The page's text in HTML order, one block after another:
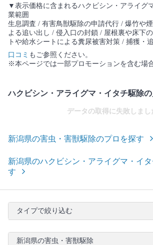
▼表示価格に含まれるハクビシン・アライグ
業範囲
生息調査 / 有害鳥獣駆除の申請代行 / 爆竹や
よる追い出し / 侵入口の封鎖 / 屋根裏や床下
トや給水シートによる糞尿被害対策 / 捕獲・
口コミ もご参照ください。
※本ページでは一部プロモーションを含む場
ハクビシン・アライグマ・イタチ駆除
データの取得に失敗しまし
新潟県の害虫・害獣駆除のプロを探す
新潟県のハクビシン・アライグマ・イ
す
タイプで絞り込む
新潟県の害虫・害獣駆除